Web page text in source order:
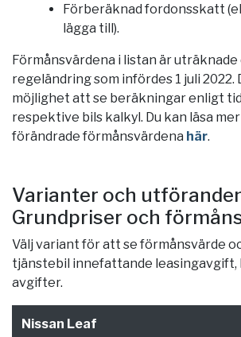
Förberäknad fordonsskatt
lägga till).
Förmånsvärdena i listan är
regeländring som infördes 1 juli 2022.
möjlighet att se beräkningar enligt
respektive bils kalkyl. Du kan läsa
förändrade förmånsvärdena här.
Varianter och
Grundpriser och
Välj variant för att se förmånsvärde
tjänstebil innefattande leasingavgift,
avgifter.
Nissan Leaf